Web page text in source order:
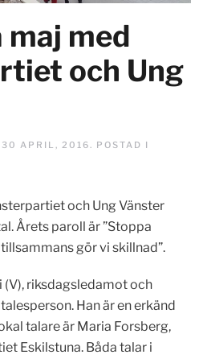
med
och Ung
30 APRIL, 2016 . POSTAD I
och Ung Vänster
Årets paroll är ”Stoppa
gör vi skillnad”.
riksdagsledamot och
Han är en erkänd
talare är Maria Forsberg,
Eskilstuna. Båda talar i